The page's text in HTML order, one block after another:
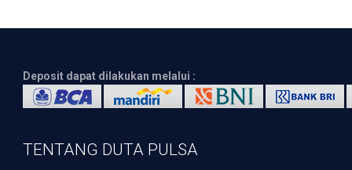
Deposit dapat dilakukan melalui :
TENTANG DUTA PULSA